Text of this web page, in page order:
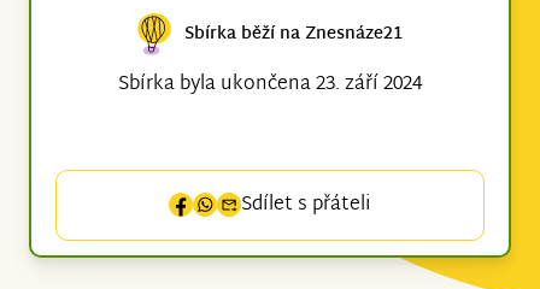
Sbírka běží na Znesnáze21
Sbírka byla ukončena 23. září 2024
Sdílet s přáteli